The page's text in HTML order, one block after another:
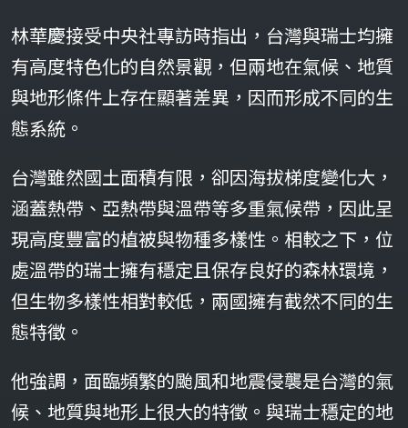
林華慶接受中央社專訪時指出，台灣與瑞士均擁
有高度特色化的自然景觀，但兩地在氣候、地質
與地形條件上存在顯著差異，因而形成不同的生
態系統。
台灣雖然國土面積有限，卻因海拔梯度變化大，
涵蓋熱帶、亞熱帶與溫帶等多重氣候帶，因此呈
現高度豐富的植被與物種多樣性。相較之下，位
處溫帶的瑞士擁有穩定且保存良好的森林環境，
但生物多樣性相對較低，兩國擁有截然不同的生
態特徵。
他強調，面臨頻繁的颱風和地震侵襲是台灣的氣
候、地質與地形上很大的特徵。與瑞士穩定的地